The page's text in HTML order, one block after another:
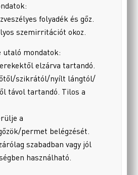
folyadék és gőz.
szemirritációt okoz.
utaló mondatok:
elzárva tartandó.
szikrától/nyílt lángtól/
távol tartandó. Tilos a
a
permet belégzését.
szabadban vagy jól
használható.